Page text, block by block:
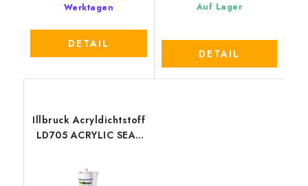
Werktagen
DETAIL
Auf Lager
DETAIL
Illbruck Acryldichtstoff
LD705 ACRYLIC SEAL